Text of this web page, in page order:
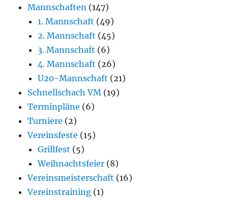
Mannschaften (147)
1. Mannschaft (49)
2. Mannschaft (45)
3. Mannschaft (6)
4. Mannschaft (26)
U20-Mannschaft (21)
Schnellschach VM (19)
Terminpläne (6)
Turniere (2)
Vereinsfeste (15)
Grillfest (5)
Weihnachtsfeier (8)
Vereinsmeisterschaft (16)
Vereinstraining (1)